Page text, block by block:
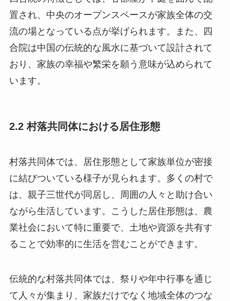
置され、中央のオープンスペースが家族全体の交
流の場となっている点が挙げられます。また、四
合院は中国の伝統的な風水に基づいて設計されて
おり、家族の幸福や繁栄を願う意味が込められて
います。
2.2 村落共同体における居住形態
村落共同体では、居住形態として家族単位が密接
に結びついている様子が見られます。多くの村で
は、親子三世代が同居し、周囲の人々と助け合い
ながら生活しています。こうした居住形態は、農
業社会において特に重要で、土地や資源を共有す
ることで効率的に生活を営むことができます。
伝統的な村落共同体では、祭りや年中行事を通じ
て人々が集まり、家族だけでなく地域全体のつな